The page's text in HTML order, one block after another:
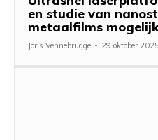
en studie van
metaalfilms mogelijk
Joris Vennebrugge - 29 oktober 2025